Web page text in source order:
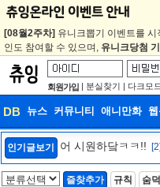
[08월2주차] 유니크뽑기 이벤트를 시
인도 참여할 수 있으며, 유니크당첨 기
회원가입 | 분실찾기 | 다크모드
DB 뉴스 커뮤니티 애니만화
DB 뉴스
웹툰 이미지
인기글보기 어 시원하닼ㅋㅋ!! [2]
즐찾추가 규칙 숨